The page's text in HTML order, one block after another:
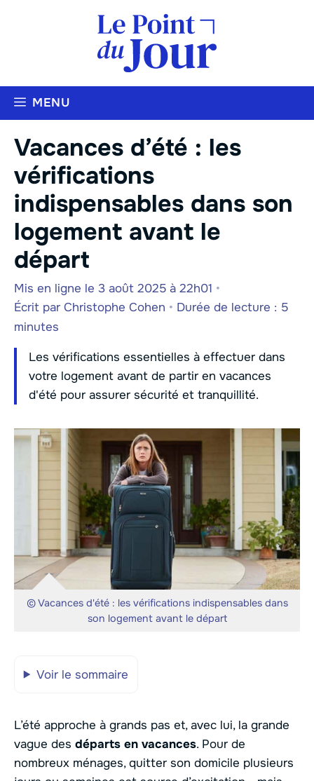
MENU
Vacances d’été : les
vérifications
indispensables dans son
logement avant le
départ
Mis en ligne le 3 août 2025 à 22h01 •
Écrit par Christophe Cohen • Durée de lecture : 5
minutes
Les vérifications essentielles à effectuer dans
votre logement avant de partir en vacances
d'été pour assurer sécurité et tranquillité.
© Vacances d'été : les vérifications indispensables dans
son logement avant le départ
Voir le sommaire
L’été approche à grands pas et, avec lui, la grande
vague des départs en vacances. Pour de
nombreux ménages, quitter son domicile plusieurs